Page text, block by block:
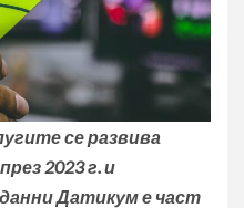
тесе развива
2023 г. и
Датикум е част